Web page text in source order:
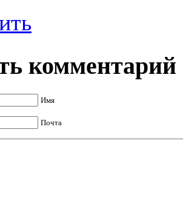
комментарий
Имя
Почта